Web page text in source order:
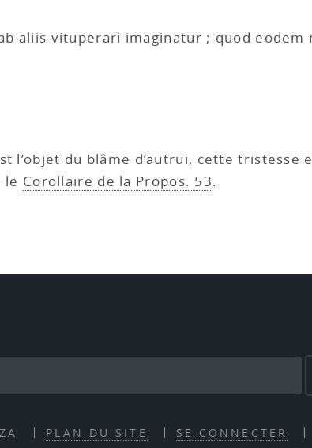
aliis vituperari imaginatur ; quod eodem
l’objet du blâme d’autrui, cette tristesse
le Corollaire de la Propos. 53.
PLAN DU SITE SE CONNECTER